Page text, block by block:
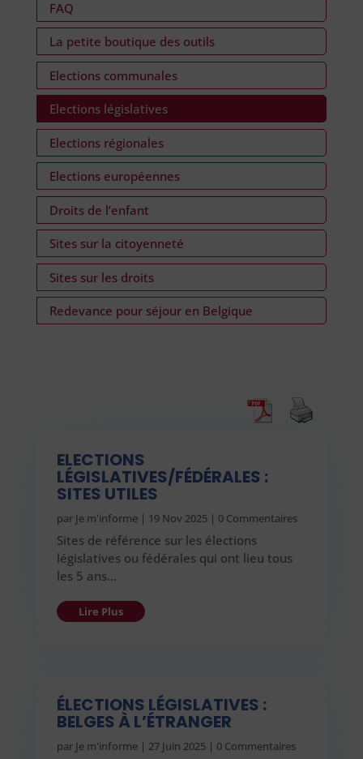
FAQ
La petite boutique des outils
Elections communales
Elections législatives
Elections régionales
Elections européennes
Droits de l’enfant
Sites sur la citoyenneté
Sites sur les droits
Redevance pour séjour en Belgique
ELECTIONS
LÉGISLATIVES/FÉDÉRALES :
SITES UTILES
par Je m'informe| 19 Nov 2025| 0 Commentaires
Sites de référence sur les élections
législatives ou fédérales qui ont lieu tous
les 5 ans…
Lire Plus
ÉLECTIONS LÉGISLATIVES :
BELGES À L’ÉTRANGER
par Je m'informe| 27 Juin 2025| 0 Commentaires